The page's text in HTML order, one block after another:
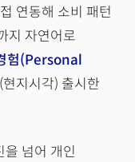
연동해 소비 패턴
지 자연어로
험(Personal
현지시각) 출시한
을 넘어 개인